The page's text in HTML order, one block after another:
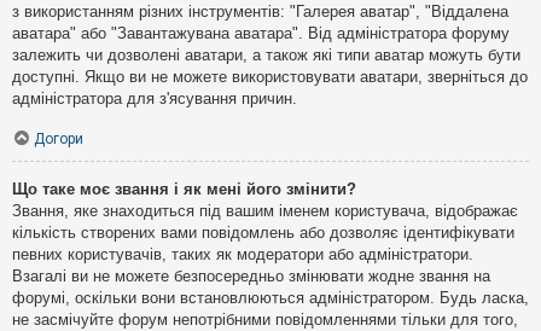
з використанням різних інструментів: "Галерея аватар", "Віддалена
аватара" або "Завантажувана аватара". Від адміністратора форуму
залежить чи дозволені аватари, а також які типи аватар можуть бути
доступні. Якщо ви не можете використовувати аватари, зверніться до
адміністратора для з'ясування причин.
Догори
Що таке моє звання і як мені його змінити?
Звання, яке знаходиться під вашим іменем користувача, відображає
кількість створених вами повідомлень або дозволяє ідентифікувати
певних користувачів, таких як модератори або адміністратори.
Взагалі ви не можете безпосередньо змінювати жодне звання на
форумі, оскільки вони встановлюються адміністратором. Будь ласка,
не засмічуйте форум непотрібними повідомленнями тільки для того,